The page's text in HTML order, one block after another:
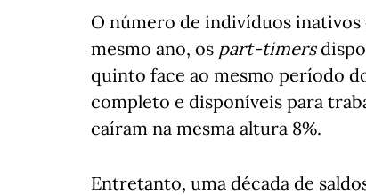
O número de indivíduos inativos
mesmo ano, os part-timers
quinto face ao mesmo período
completo e disponíveis para
caíram na mesma altura 8%.
Entretanto, uma década de